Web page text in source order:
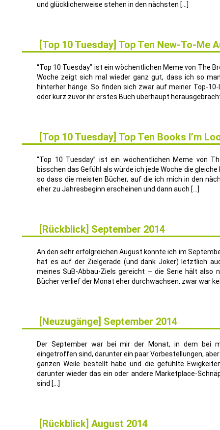
und glücklicherweise stehen in den nächsten […]
[Top 10 Tuesday] Top Ten New-To-Me
“Top 10 Tuesday” ist ein wöchentlichen Meme von The
Woche zeigt sich mal wieder ganz gut, dass ich so
hinterher hänge. So finden sich zwar auf meiner Top-
oder kurz zuvor ihr erstes Buch überhaupt
[Top 10 Tuesday] Top Ten Books I’m
“Top 10 Tuesday” ist ein wöchentlichen Meme von
bisschen das Gefühl als würde ich jede Woche die
so dass die meisten Bücher, auf die ich mich in den
eher zu Jahresbeginn erscheinen und dann auch […]
[Rückblick] September 2014
An den sehr erfolgreichen August konnte ich im
hat es auf der Zielgerade (und dank Joker) letztlich
meines SuB-Abbau-Ziels gereicht – die Serie hält also
Bücher verlief der Monat eher durchwachsen, zwar war
[Neuzugänge] September 2014
Der September war bei mir der Monat, in dem bei
eingetroffen sind, darunter ein paar Vorbestellungen,
ganzen Weile bestellt habe und die gefühlte
darunter wieder das ein oder andere Marketplace-
sind […]
[Rückblick] August 2014